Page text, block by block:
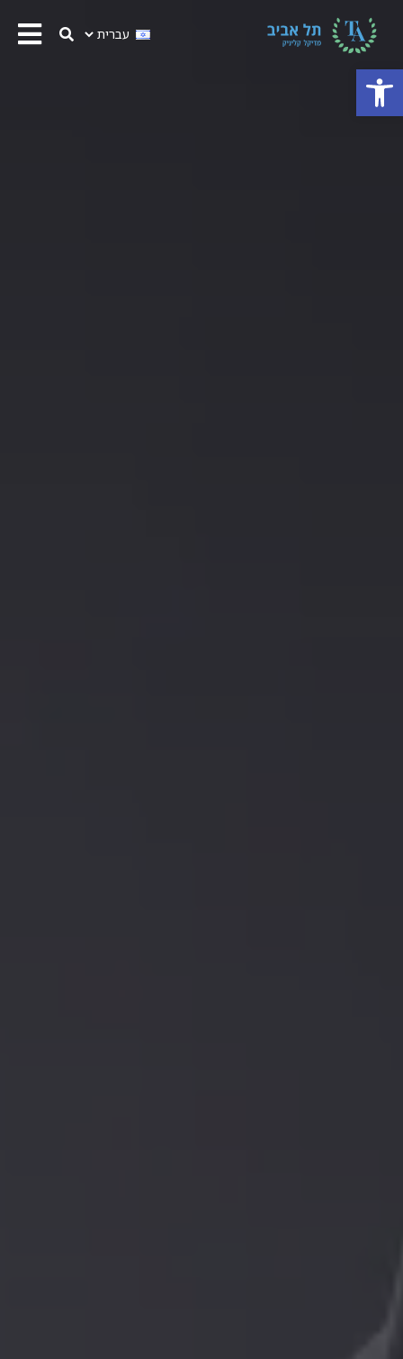
פתח סרגל נגישות